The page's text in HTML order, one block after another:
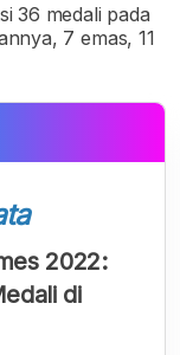
36 medali pada
7 emas, 11
2022:
di